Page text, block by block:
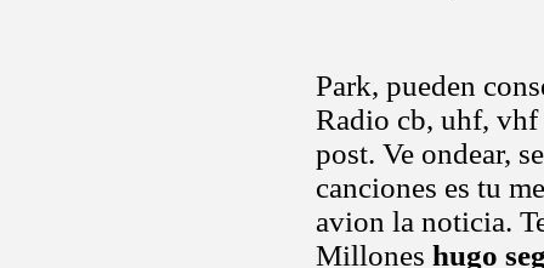
Park, pueden
Radio cb, uhf, vhf
post. Ve ondear,
canciones es tu
avion la noticia.
Millones hugo